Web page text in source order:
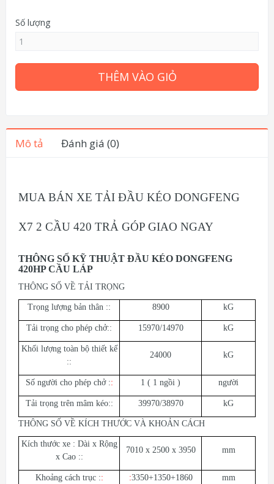
Số lượng
THÊM VÀO GIỎ
Mô tả Đánh giá (0)
MUA BÁN XE TẢI ĐẦU KÉO DONGFENG
X7 2 CẦU 420 TRẢ GÓP GIAO NGAY
THÔNG SỐ KỸ THUẬT ĐẦU KÉO DONGFENG
420HP CẦU LÁP
THÔNG SỐ VỀ TẢI TRỌNG
Trọng lượng bản thân :: 8900 kG
Tải trọng cho phép chở:: 15970/14970 kG
Khối lượng toàn bộ thiết kế
::
24000 kG
Số người cho phép chở :: 1 ( 1 ngồi ) người
Tải trọng trên mâm kéo:: 39970/38970 kG
THÔNG SỐ VỀ KÍCH THƯỚC VÀ KHOẢN CÁCH
Kích thước xe : Dài x Rộng
x Cao ::
7010 x 2500 x 3950 mm
Khoảng cách trục :: :3350+1350+1860 mm